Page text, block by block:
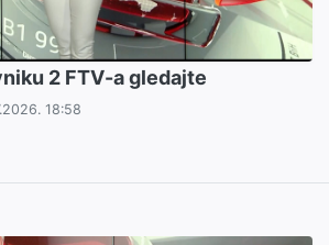
2 FTV-a gledajte
18:58